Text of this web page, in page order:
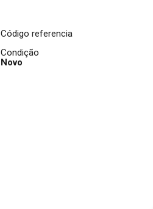
Código referencia
Condição
Novo